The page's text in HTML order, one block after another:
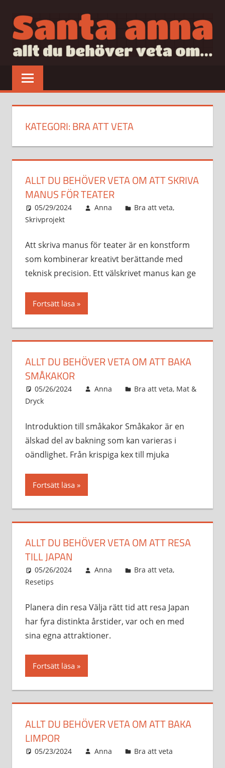
innehåll
allt
veta
KATEGORI:BRA ATT VETA
ALLT DU BEHÖVER VETA OM ATT SKRIVA
MANUS FÖR TEATER
05/29/2024 Anna Bra att veta,
Skrivprojekt
Att skriva manus för teater är en konstform
som kombinerar kreativt berättande med
teknisk precision. Ett välskrivet manus kan ge
Fortsätt läsa
ALLT DU BEHÖVER VETA OM ATT BAKA
SMÅKAKOR
05/26/2024 Anna Bra att veta, Mat &
Dryck
Introduktion till småkakor Småkakor är en
älskad del av bakning som kan varieras i
oändlighet. Från krispiga kex till mjuka
Fortsätt läsa
ALLT DU BEHÖVER VETA OM ATT RESA
TILL JAPAN
05/26/2024 Anna Bra att veta,
Resetips
Planera din resa Välja rätt tid att resa Japan
har fyra distinkta årstider, var och en med
sina egna attraktioner.
Fortsätt läsa
ALLT DU BEHÖVER VETA OM ATT BAKA
LIMPOR
05/23/2024 Anna Bra att veta